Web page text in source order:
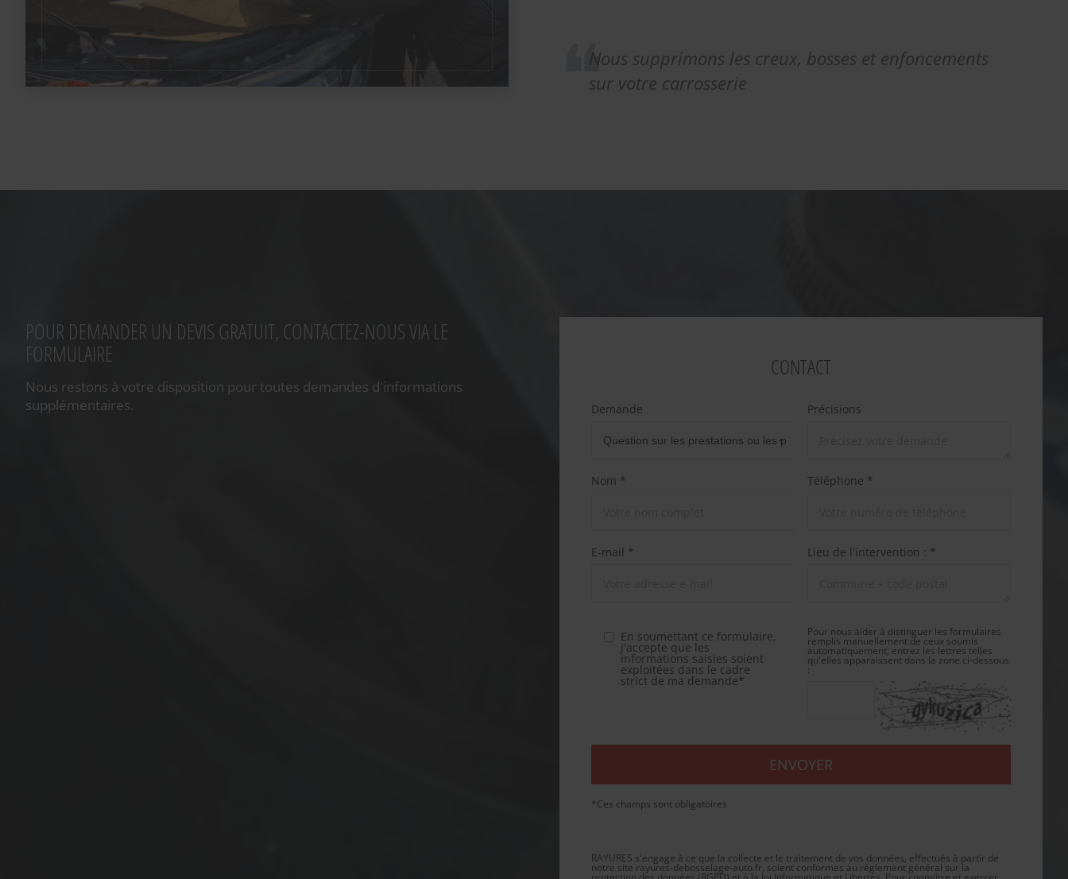
Nous supprimons les creux, bosses et enfoncements
sur votre carrosserie
POUR DEMANDER UN DEVIS GRATUIT, CONTACTEZ-NOUS VIA LE
FORMULAIRE
Nous restons à votre disposition pour toutes demandes d'informations
supplémentaires.
CONTACT
Demande Précisions
Nom * Téléphone *
E-mail * Lieu de l'intervention : *
En soumettant ce formulaire,
j'accepte que les
informations saisies soient
exploitées dans le cadre
strict de ma demande*
Pour nous aider à distinguer les formulaires
remplis manuellement de ceux soumis
automatiquement, entrez les lettres telles
qu'elles apparaissent dans la zone ci-dessous
:
*Ces champs sont obligatoires
RAYURES s'engage à ce que la collecte et le traitement de vos données, effectués à partir de
notre site rayures-debosselage-auto.fr, soient conformes au règlement général sur la